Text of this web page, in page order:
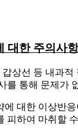
대한 주의사항
갑상선 등 내과
를 통해 문제가
에 대한 이상반
피하여 마취할